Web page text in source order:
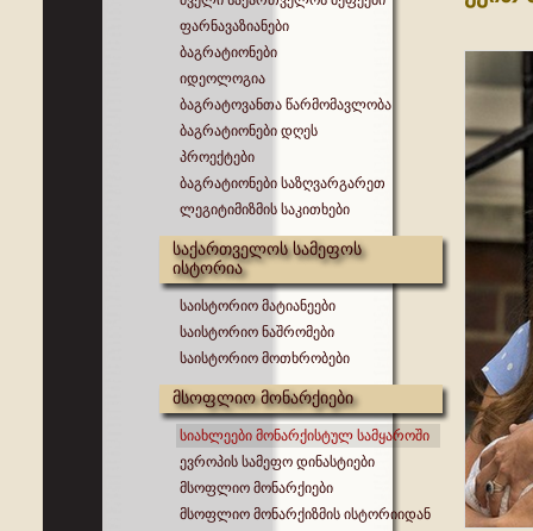
ფარნავაზიანები
ბაგრატიონები
იდეოლოგია
ბაგრატოვანთა წარმომავლობა
ბაგრატიონები დღეს
პროექტები
ბაგრატიონები საზღვარგარეთ
ლეგიტიმიზმის საკითხები
საქართველოს სამეფოს
ისტორია
საისტორიო მატიანეები
საისტორიო ნაშრომები
საისტორიო მოთხრობები
მსოფლიო მონარქიები
სიახლეები მონარქისტულ სამყაროში
ევროპის სამეფო დინასტიები
მსოფლიო მონარქიები
მსოფლიო მონარქიზმის ისტორიიდან